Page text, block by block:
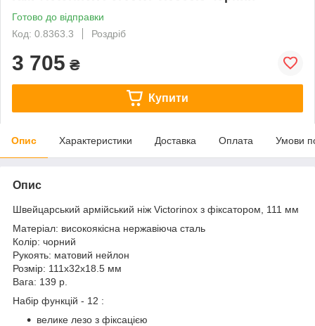
Готово до відправки
Код: 0.8363.3
Роздріб
3 705 ₴
Купити
Опис Характеристики Доставка Оплата Умови
Опис
Швейцарський армійський ніж Victorinox з фіксатором, 111 мм
Матеріал: високоякісна нержавіюча сталь
Колір: чорний
Рукоять: матовий нейлон
Розмір: 111x32x18.5 мм
Вага: 139 р.
Набір функцій - 12 :
велике лезо з фіксацією